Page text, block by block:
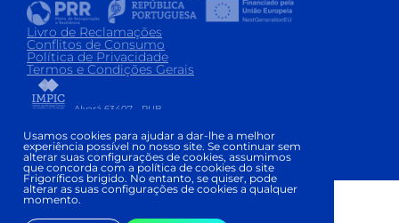
Livro de Reclamações
Conflitos de Consumo
Política de Privacidade
Termos e Condições Gerais
Alvará 63407 - PUB
Copyright © FRIGORÍFICOS BRIGIDO 2026 |
Development and Design:
Usamos cookies para ajudar a dar-lhe a melhor
experiência possível no nosso site. Se continuar sem
alterar suas configurações de cookies, assumimos
que concorda com a política de cookies do site
Frigoríficos brigido. No entanto, se quiser, pode
alterar as suas configurações de cookies a qualquer
momento.